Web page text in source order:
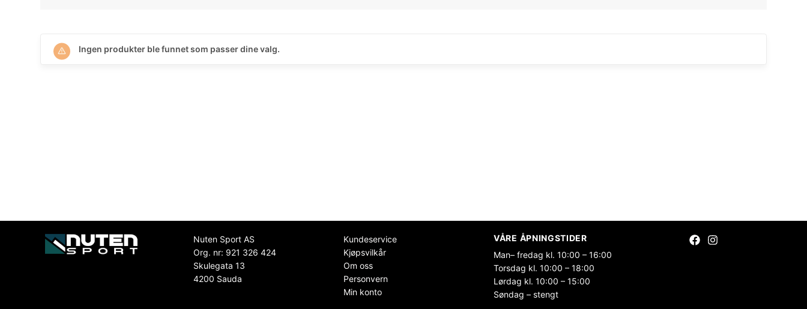
Ingen produkter ble funnet som passer dine valg.
Nuten Sport AS
Org. nr: 921 326 424
Skulegata 13
4200 Sauda
Kundeservice
Kjøpsvilkår
Om oss
Personvern
Min konto
VÅRE ÅPNINGSTIDER
Man– fredag kl. 10:00 – 16:00
Torsdag kl. 10:00 – 18:00
Lørdag kl. 10:00 – 15:00
Søndag – stengt